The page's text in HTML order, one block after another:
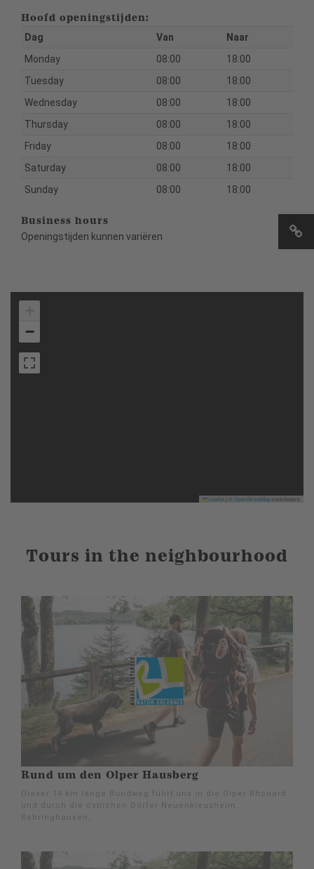
Hoofd openingstijden:
Dag Van
Naar
Monday
08:00
18:00
Tuesday
08:00
18:00
Wednesday
08:00
18:00
Thursday
08:00
18:00
Friday
08:00
18:00
Saturday
08:00
18:00
Sunday
08:00 18:00
Business hours
Openingstijden kunnen variëren
−
Leaflet OpenStreetMapcontributors
Tours in the neighbourhood
Rund um den Olper Hausberg
Dieser 14 km lange Rundweg führt uns in die Olper Rhonard
und durch die östlichen Dörfer Neuenkleusheim,
Rehringhausen,.